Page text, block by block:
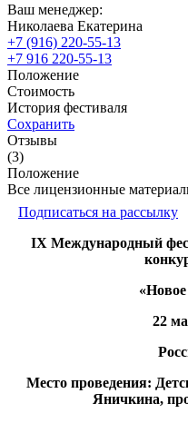
Ваш менеджер:
Николаева Екатерина
+7 (916) 220-55-13
+7 916 220-55-13
Положение
Стоимость
История фестиваля
Сохранить
Отзывы
(3)
Положение
Все лицензионные
Подписаться на рассылку
IX Международный
22
Место проведения:
Яничкина,